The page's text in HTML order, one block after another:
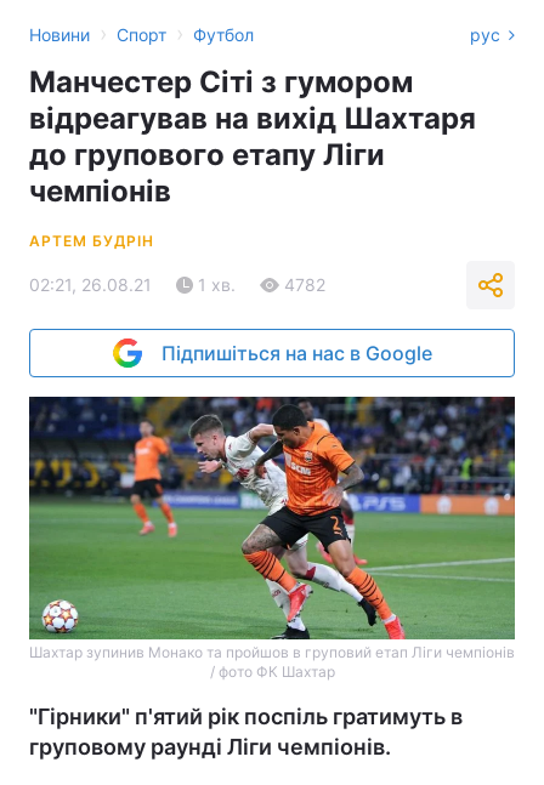
Новини › Спорт › Футбол рус
Манчестер Сіті з гумором
відреагував на вихід Шахтаря
до групового етапу Ліги
чемпіонів
АРТЕМ БУДРІН
02:21, 26.08.21 1 хв. 4782
Підпишіться на нас в Google
Шахтар зупинив Монако та пройшов в груповий етап Ліги чемпіонів
/ фото ФК Шахтар
"Гірники" п'ятий рік поспіль гратимуть в
груповому раунді Ліги чемпіонів.